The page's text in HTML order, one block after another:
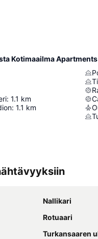
Kotimaailma
: 1.1 km
: 1.1 km
Nallikari
Rotuaari
Turkansaaren